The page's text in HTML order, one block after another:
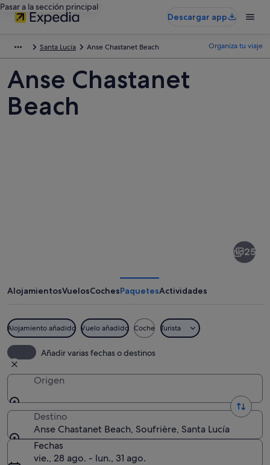
Pasar a la sección principal
Descargar app
Santa Lucía Anse Chastanet Beach Organiza tu viaje
Anse Chastanet
Beach
25
AlojamientosVuelosCochesPaquetesActividades
Alojamiento añadido Vuelo añadido Coche Turista
Añadir varias fechas o destinos
Origen
Destino
Anse Chastanet Beach, Soufrière, Santa Lucía
Fechas
vie., 28 ago. - lun., 31 ago.